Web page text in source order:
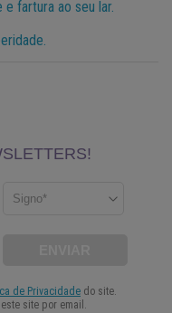
fartura ao seu lar.